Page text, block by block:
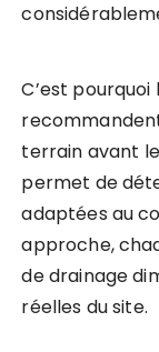
C’est
terrain avant
permet de
adaptées au
approche,
de drainage
réelles du site.